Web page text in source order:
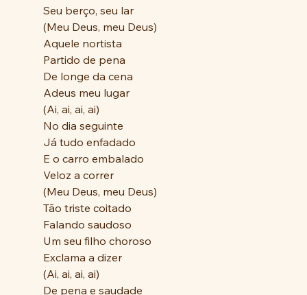
Seu berço, seu lar
(Meu Deus, meu Deus)
Aquele nortista
Partido de pena
De longe da cena
Adeus meu lugar
(Ai, ai, ai, ai)
No dia seguinte
Já tudo enfadado
E o carro embalado
Veloz a correr
(Meu Deus, meu Deus)
Tão triste coitado
Falando saudoso
Um seu filho choroso
Exclama a dizer
(Ai, ai, ai, ai)
De pena e saudade